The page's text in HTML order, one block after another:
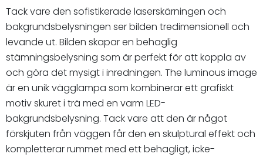
Tack vare den sofistikerade laserskärningen och
bakgrundsbelysningen ser bilden tredimensionell och
levande ut. Bilden skapar en behaglig
stämningsbelysning som är perfekt för att koppla av
och göra det mysigt i inredningen. The luminous image
är en unik vägglampa som kombinerar ett grafiskt
motiv skuret i trä med en varm LED-
bakgrundsbelysning. Tack vare att den är något
förskjuten från väggen får den en skulptural effekt och
kompletterar rummet med ett behagligt, icke-